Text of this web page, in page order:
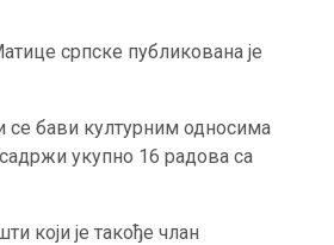
српске публикована је
се бави културним односима
укупно 16 радова са
који је такође члан